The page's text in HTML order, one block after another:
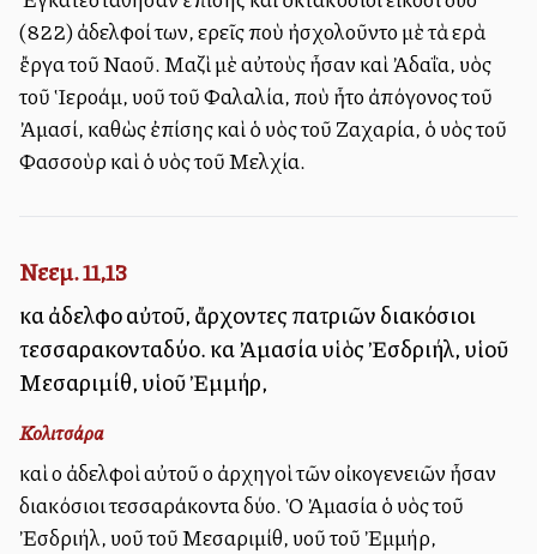
(822) ἀδελφοί των, ἱερεῖς ποὺ ἠσχολοῦντο μὲ τὰ ἱερὰ
ἔργα τοῦ Ναοῦ. Μαζὶ μὲ αὐτοὺς ἦσαν καὶ Ἀδαΐα, υἱὸς
τοῦ Ἱεροάμ, υἱοῦ τοῦ Φαλαλία, ποὺ ἦτο ἀπόγονος τοῦ
Ἀμασί, καθὼς ἐπίσης καὶ ὁ υἱὸς τοῦ Ζαχαρία, ὁ υἱὸς τοῦ
Φασσοὺρ καὶ ὁ υἱὸς τοῦ Μελχία.
Νεεμ. 11,13
καὶ ἀδελφοὶ αὐτοῦ, ἄρχοντες πατριῶν διακόσιοι
τεσσαρακονταδύο. καὶ Ἀμασία υἱὸς Ἐσδριήλ, υἱοῦ
Μεσαριμίθ, υἱοῦ Ἐμμήρ,
Κολιτσάρα
καὶ οἱ ἀδελφοὶ αὐτοῦ οἱ ἀρχηγοὶ τῶν οἰκογενειῶν ἦσαν
διακόσιοι τεσσαράκοντα δύο. Ὁ Ἀμασία ὁ υἱὸς τοῦ
Ἐσδριήλ, υἱοῦ τοῦ Μεσαριμίθ, υἱοῦ τοῦ Ἐμμήρ,